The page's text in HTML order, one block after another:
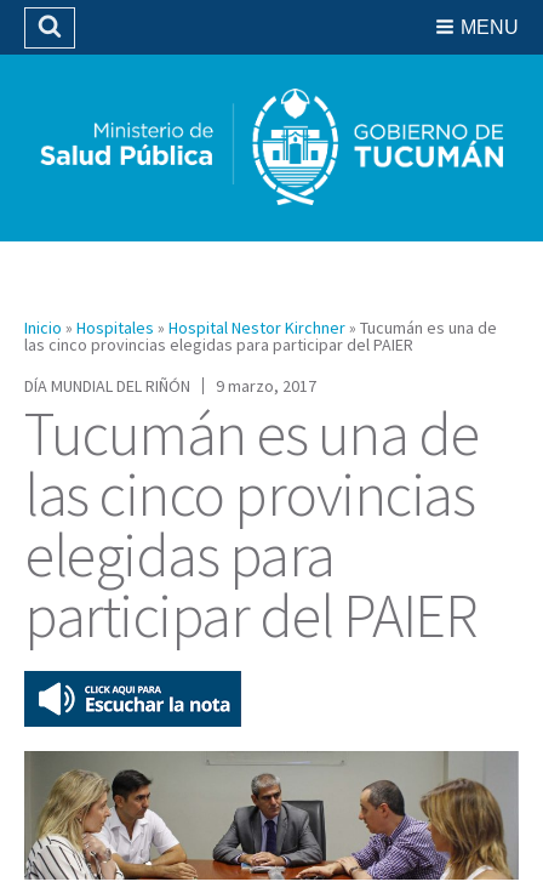
Biblioteca
MENU
Buscar
Inicio » Hospitales » Hospital Nestor Kirchner» Tucumán es una de
las cinco provincias elegidas para participar del PAIER
DÍA MUNDIAL DEL RIÑÓN
9 marzo, 2017
Tucumán es una de
las cinco provincias
elegidas para
participar del PAIER